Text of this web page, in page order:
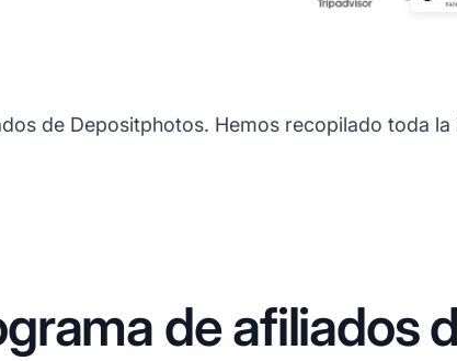
de Depositphotos. Hemos recopilado toda
de afiliados